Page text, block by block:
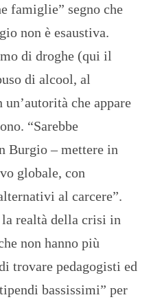
famiglie” segno che
non è esaustiva.
di droghe (qui il
di alcool, al
che appare
“Sarebbe
Burgio – mettere in
globale, con
al carcere”.
realtà della crisi in
non hanno più
trovare pedagogisti ed
bassissimi” per